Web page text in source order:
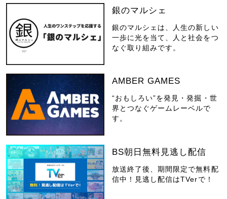
銀のマルシェ
銀のマルシェは、人生の新しい
一歩に光を当て、人と社会をつ
なぐ取り組みです。
AMBER GAMES
“おもしろい”を発見・発掘・世
界とつなぐゲームレーベルで
す。
BS朝日無料見逃し配信
放送終了後、期間限定で無料配
信中！見逃し配信はTVerで！